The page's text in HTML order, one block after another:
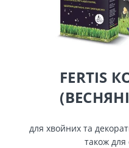
FERTIS
для хвойних та
також для